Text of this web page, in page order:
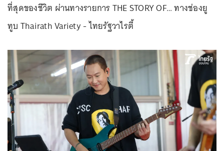
ที่สุดของชีวิต ผ่านทางรายการ THE STORY OF… ทางช่องยู
ทูบ Thairath Variety - ไทยรัฐวาไรตี้